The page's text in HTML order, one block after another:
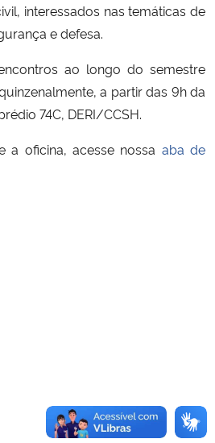
interessados nas temáticas de
e defesa.
ao longo do semestre
a partir das 9h da
74C, DERI/CCSH.
a oficina, acesse nossa aba de